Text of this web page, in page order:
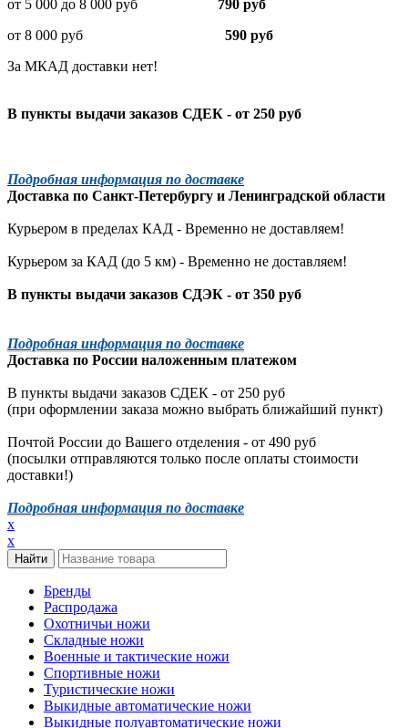
от 5 000 до 8 000 руб 790 руб
от 8 000 руб 590 руб
За МКАД доставки нет!
В пункты выдачи заказов СДЕК - от 250 руб
Подробная информация по доставке
Доставка по Санкт-Петербургу и Ленинградской области
Курьером в пределах КАД - Временно не доставляем!
Курьером за КАД (до 5 км) - Временно не доставляем!
В пункты выдачи заказов СДЭК - от 350 руб
Подробная информация по доставке
Доставка по России наложенным платежом
В пункты выдачи заказов СДЕК - от 250 руб
(при оформлении заказа можно выбрать ближайший пункт)
Почтой России до Вашего отделения - от 490 руб
(посылки отправляются только после оплаты стоимости
доставки!)
Подробная информация по доставке
x
x
Бренды
Распродажа
Охотничьи ножи
Складные ножи
Военные и тактические ножи
Спортивные ножи
Туристические ножи
Выкидные автоматические ножи
Выкидные полуавтоматические ножи